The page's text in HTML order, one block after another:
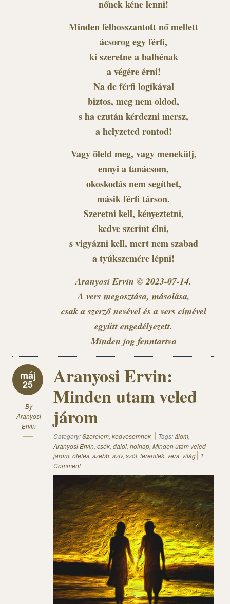
nőnek kéne lenni!
Minden felbosszantott nő mellett
ácsorog egy férfi,
ki szeretne a balhénak
a végére érni!
Na de férfi logikával
biztos, meg nem oldod,
s ha ezután kérdezni mersz,
a helyzeted rontod!
Vagy öleld meg, vagy menekülj,
ennyi a tanácsom,
okoskodás nem segíthet,
másik férfi társon.
Szeretni kell, kényeztetni,
kedve szerint élni,
s vigyázni kell, mert nem szabad
a tyúkszemére lépni!
Aranyosi Ervin © 2023-07-14.
A vers megosztása, másolása,
csak a szerző nevével és a vers címével
együtt engedélyezett.
Minden jog fenntartva
máj
25
By
Aranyosi
Ervin
Aranyosi Ervin:
Minden utam veled
járom
Category:Szerelem, kedvesemnek Tags:álom,
Aranyosi Ervin, csók, dalol, holnap, Minden utam veled
járom, ölelés, szebb, szív, szól, teremtek, vers, világ
1
Comment